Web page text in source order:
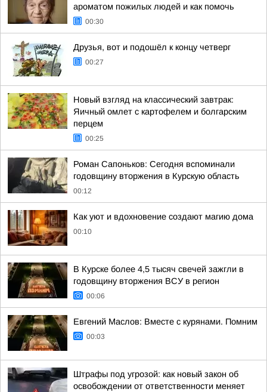
ароматом пожилых людей и как помочь
00:30
Друзья, вот и подошёл к концу четверг
00:27
Новый взгляд на классический завтрак:
Яичный омлет с картофелем и болгарским
перцем
00:25
Роман Сапоньков: Сегодня вспоминали
годовщину вторжения в Курскую область
00:12
Как уют и вдохновение создают магию дома
00:10
В Курске более 4,5 тысяч свечей зажгли в
годовщину вторжения ВСУ в регион
00:06
Евгений Маслов: Вместе с курянами. Помним
00:03
Штрафы под угрозой: как новый закон об
освобождении от ответственности меняет